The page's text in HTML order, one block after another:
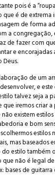
pois é a
é de extrema
de forma
a congregação,
de fazer com
e
Deus.
de um
e
talvez seja a
iremos criar
existem
e bom
estilos
mas baseados
estilo também
não é legal de
bases de